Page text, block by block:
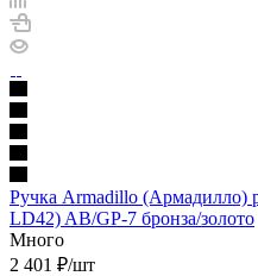
Ручка Armadillo (Армадилло)
LD42) AB/GP-7 бронза/золото
Много
2 401 ₽/шт